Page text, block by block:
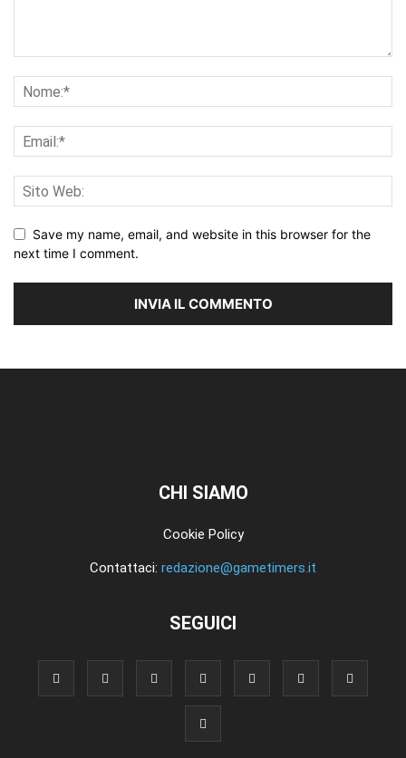
Save my name, email, and website in this browser for the
next time I comment.
CHI SIAMO
Cookie Policy
Contattaci: redazione@gametimers.it
SEGUICI